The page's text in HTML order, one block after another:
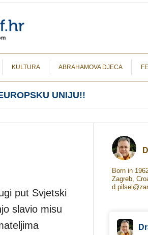
KULTURA ABRAHAMOVA DJECA
UNIJU!!
put Svjetski
slavio misu
Born in
Zagreb,